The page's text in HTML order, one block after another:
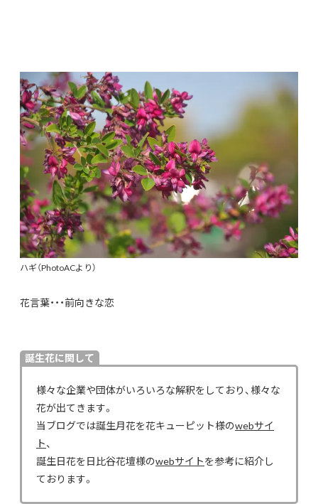
ハギ（PhotoACより）
花言葉・・・前向きな恋
誕生花に関して
様々な企業や団体がいろいろな解釈をしており、様々な
花が出てきます。
当ブログでは誕生月花を花キューピット様のwebサイ
ト、
誕生日花を日比谷花壇様のwebサイトを参考に紹介し
ております。